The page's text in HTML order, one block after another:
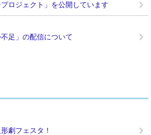
ロジェクト」を公開しています
足」の配信について
劇フェスタ！